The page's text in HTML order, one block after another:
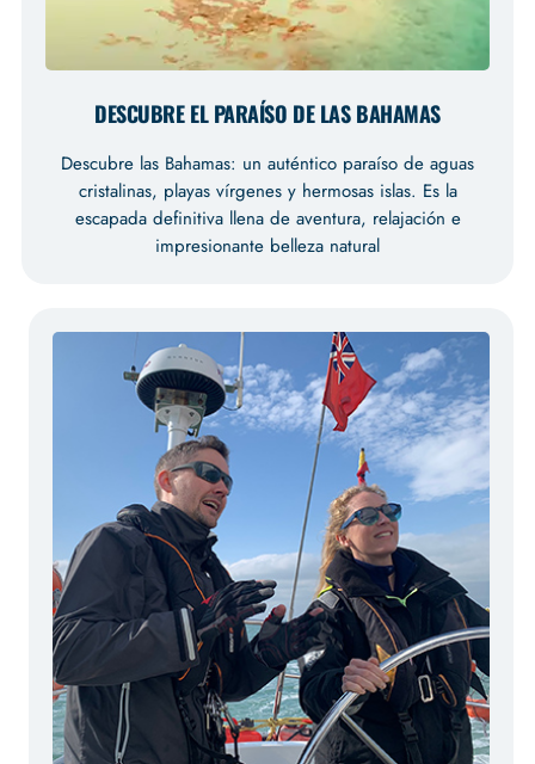
DESCUBRE EL PARAÍSO DE LAS BAHAMAS
Descubre las Bahamas: un auténtico paraíso de aguas
cristalinas, playas vírgenes y hermosas islas. Es la
escapada definitiva llena de aventura, relajación e
impresionante belleza natural